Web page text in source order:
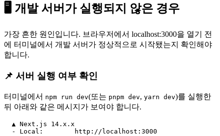
🖥️ 개발 서버가 실행되지 않은 경우
가장 흔한 원인입니다. 브라우저에서 localhost:3000을 열기 전
에 터미널에서 개발 서버가 정상적으로 시작됐는지 확인해야
합니다.
📌 서버 실행 여부 확인
터미널에서 npm run dev(또는 pnpm dev, yarn dev)를 실행한
뒤 아래와 같은 메시지가 보여야 합니다.
  ▲ Next.js 14.x.x
  - Local:        http://localhost:3000